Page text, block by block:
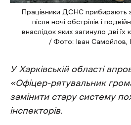
Працівники ДСНС прибирають
після ночі обстрілів і
внаслідок яких загинуло дві їх
/ Фото: Іван Самойлов,
У Харківській області
«Офіцер-рятувальник
замінити стару систему
інспекторів.